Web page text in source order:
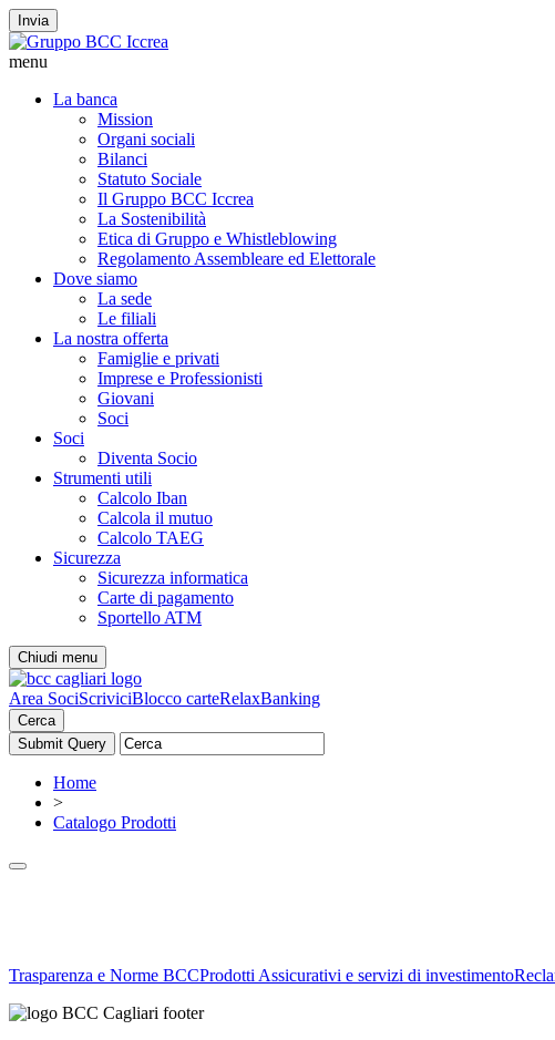
Invia
menu
La banca
Mission
Organi sociali
Bilanci
Statuto Sociale
Il Gruppo BCC Iccrea
La Sostenibilità
Etica di Gruppo e Whistleblowing
Regolamento Assembleare ed Elettorale
Dove siamo
La sede
Le filiali
La nostra offerta
Famiglie e privati
Imprese e Professionisti
Giovani
Soci
Soci
Diventa Socio
Strumenti utili
Calcolo Iban
Calcola il mutuo
Calcolo TAEG
Sicurezza
Sicurezza informatica
Carte di pagamento
Sportello ATM
Chiudi menu
Area SociScriviciBlocco carteRelaxBanking
Cerca
Home
>
Catalogo Prodotti
Trasparenza e Norme BCCProdotti Assicurativi e servizi di investimento